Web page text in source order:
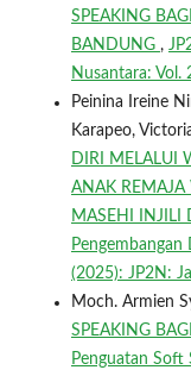
SPEAKING
BANDUNG ,
Nusantara: Vol.
Peinina Ireine
Karapeo,
DIRI MELALUI
ANAK REMAJA
MASEHI INJILI
(2025): JP2N:
Moch. Armien
SPEAKING
Penguatan Soft